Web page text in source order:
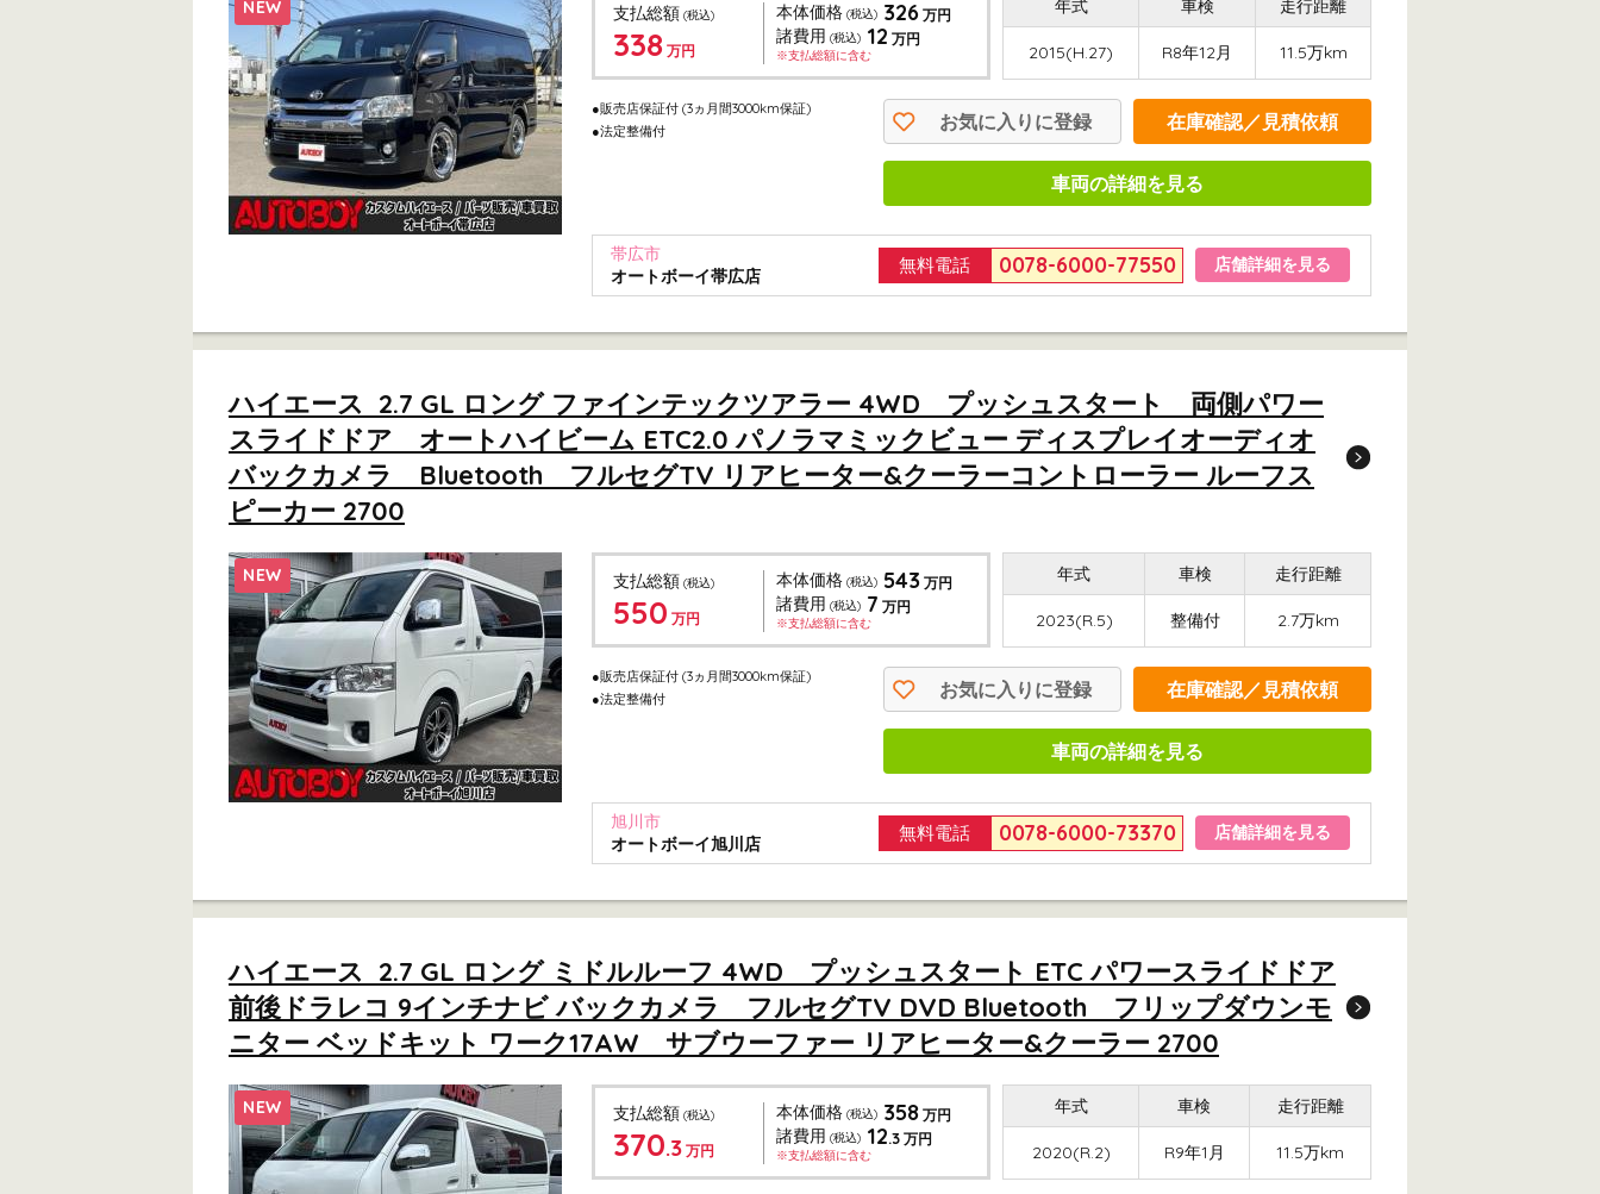
NEW
●販売店保証付 (3ヵ月間3000km保証)
●法定整備付
支払総額 (税込)
338 万円
本体価格(税込) 326万円
諸費用 (税込) 12 万円
※支払総額に含む
年式 車検 走行距離
2015(H.27) R8年12月 11.5万km
お気に入りに登録 在庫確認／見積依頼
車両の詳細を見る
帯広市
オートボーイ帯広店
無料電話 0078-6000-77550 店舗詳細を見る
ハイエース 2.7 GL ロング ファインテックツアラー 4WD プッシュスタート 両側パワー
スライドドア オートハイビーム ETC2.0 パノラマミックビュー ディスプレイオーディオ
バックカメラ Bluetooth フルセグTV リアヒーター&クーラーコントローラー ルーフス
ピーカー 2700
NEW
●販売店保証付 (3ヵ月間3000km保証)
●法定整備付
支払総額 (税込)
550 万円
本体価格(税込) 543万円
諸費用 (税込) 7 万円
※支払総額に含む
年式 車検 走行距離
2023(R.5) 整備付 2.7万km
お気に入りに登録 在庫確認／見積依頼
車両の詳細を見る
旭川市
オートボーイ旭川店
無料電話 0078-6000-73370 店舗詳細を見る
ハイエース 2.7 GL ロング ミドルルーフ 4WD プッシュスタート ETC パワースライドドア
前後ドラレコ 9インチナビ バックカメラ フルセグTV DVD Bluetooth フリップダウンモ
ニター ベッドキット ワーク17AW サブウーファー リアヒーター&クーラー 2700
NEW 支払総額 (税込)
370.3 万円
本体価格(税込) 358万円
諸費用 (税込) 12.3万円
※支払総額に含む
年式 車検 走行距離
2020(R.2) R9年1月 11.5万km